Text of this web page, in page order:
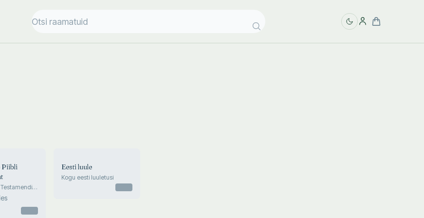
Piibli
protestandi
Eesti luule
Kogu eesti luuletusi